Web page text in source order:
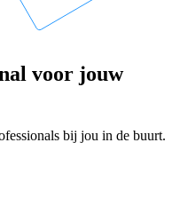
voor jouw
bij jou in de buurt.